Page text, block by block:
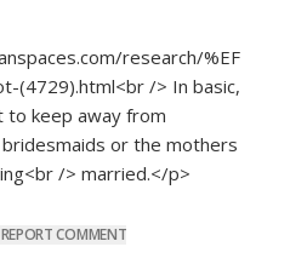
research/%EF
(4729).html<br /> In basic,
to keep away from
or the mothers
/> married.</p>
REPORT COMMENT